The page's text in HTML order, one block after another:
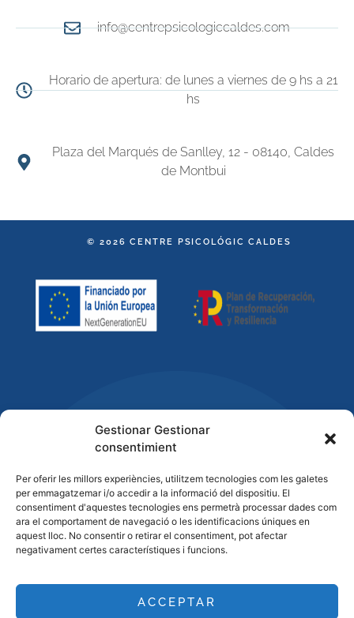
Gestionar Gestionar
consentimient
Per oferir les millors experiències, utilitzem tecnologies com les galetes
per emmagatzemar i/o accedir a la informació del dispositiu. El
consentiment d'aquestes tecnologies ens permetrà processar dades com
ara el comportament de navegació o les identificacions úniques en
aquest lloc. No consentir o retirar el consentiment, pot afectar
negativament certes característiques i funcions.
ACCEPTAR
info@centrepsicologiccaldes.com
Horario de apertura: de lunes a viernes de 9 hs a 21
hs
Plaza del Marqués de Sanlley, 12 - 08140, Caldes
de Montbui
© 2026 CENTRE PSICOLÓGIC CALDES